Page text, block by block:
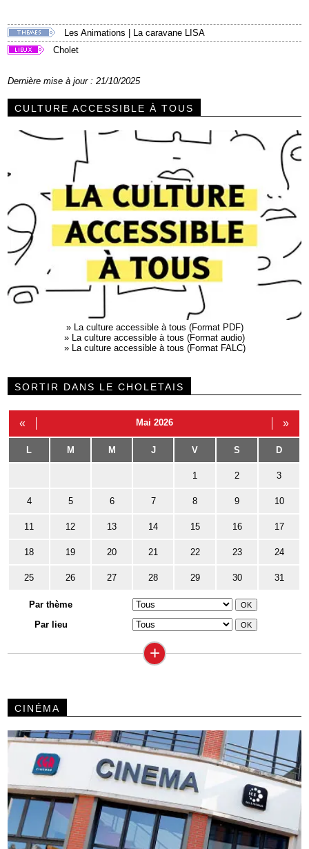
Les Animations
La caravane LISA
Cholet
Dernière mise à jour : 21/10/2025
CULTURE ACCESSIBLE À TOUS
» La culture accessible à tous (Format PDF)
» La culture accessible à tous (Format audio)
» La culture accessible à tous (Format FALC)
SORTIR DANS LE CHOLETAIS
« Mai 2026 »
L M M J V S D
1 2 3
4 5 6 7 8 9 10
11 12 13 14 15 16 17
18 19 20 21 22 23 24
25 26 27 28 29 30 31
Par thème
Par lieu
+
CINÉMA